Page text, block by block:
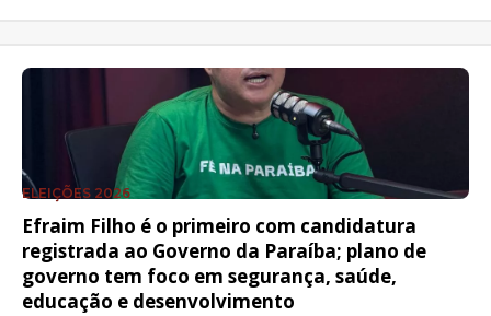
ELEIÇÕES 2026
Efraim Filho é o primeiro com candidatura
registrada ao Governo da Paraíba; plano de
governo tem foco em segurança, saúde,
educação e desenvolvimento